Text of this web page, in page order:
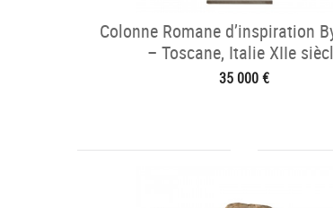
Colonne Romane d’inspiration
– Toscane, Italie XIIe
35 000 €